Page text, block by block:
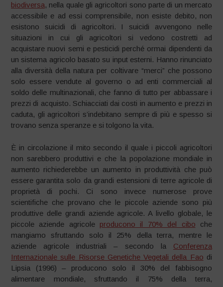
biodiversa, nella quale gli agricoltori sono parte di un mercato
accessibile e ad essi comprensibile, non esiste debito, non
esistono suicidi di agricoltori. I suicidi avvengono nelle
situazioni in cui gli agricoltori si vedono costretti ad
acquistare nuovi semi e pesticidi perché ormai dipendenti da
un sistema agricolo basato su input esterni. Hanno rinunciato
alla diversità della natura per coltivare “merci” che possono
solo essere vendute al governo o ad enti commerciali al
soldo delle multinazionali, che fanno di tutto per abbassare i
prezzi di acquisto. Schiacciati dai costi in aumento e prezzi in
caduta, gli agricoltori s’indebitano sempre di più e spesso si
trovano senza speranze e si tolgono la vita.
È in circolazione il mito secondo il quale i piccoli agricoltori
non sarebbero produttivi e che la popolazione mondiale in
aumento richiederebbe un aumento in produttività che può
essere garantita solo da grandi estensioni di terre agricole di
proprietà di pochi. Ci sono invece numerose prove
scientifiche che provano che le piccole aziende sono più
produttive delle grandi aziende agricole. A livello globale, le
piccole aziende agricole producono il 70% del cibo che
mangiamo sfruttando solo il 25% della terra, mentre le
aziende agricole industriali – secondo la Conferenza
Internazionale sulle Risorse Genetiche Vegetali della Fao di
Lipsia (1996) – producono solo il 30% del fabbisogno
alimentare mondiale, sfruttando il 75% della terra,